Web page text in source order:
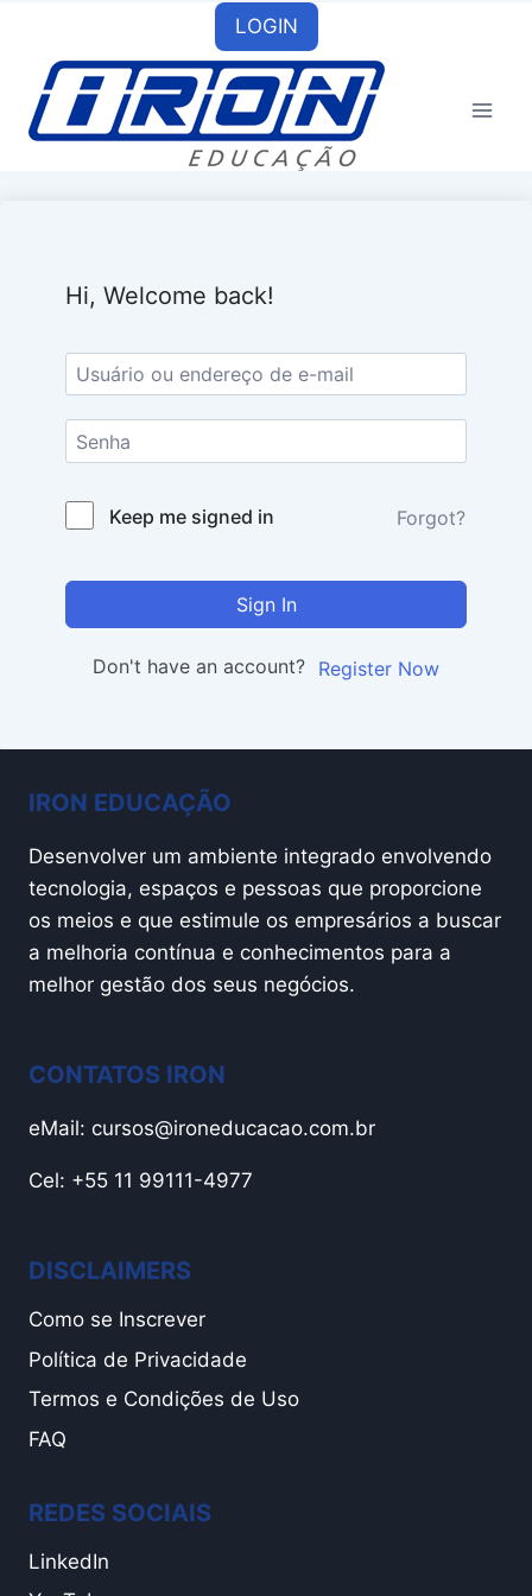
content
LOGIN
Hi, Welcome back!
Keep me signed in Forgot?
Sign In
Don't have an account? Register Now
IRON EDUCAÇÃO
Desenvolver um ambiente integrado envolvendo
tecnologia, espaços e pessoas que proporcione
os meios e que estimule os empresários a buscar
a melhoria contínua e conhecimentos para a
melhor gestão dos seus negócios.
CONTATOS IRON
eMail: cursos@ironeducacao.com.br
Cel: +55 11 99111-4977
DISCLAIMERS
Como se Inscrever
Política de Privacidade
Termos e Condições de Uso
FAQ
REDES SOCIAIS
LinkedIn